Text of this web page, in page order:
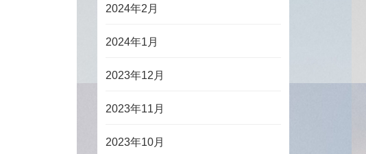
2024年2月
2024年1月
2023年12月
2023年11月
2023年10月